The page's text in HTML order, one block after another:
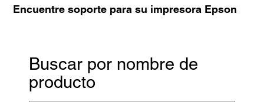
Encuentre soporte para su impresora Epson
Buscar por nombre de
producto